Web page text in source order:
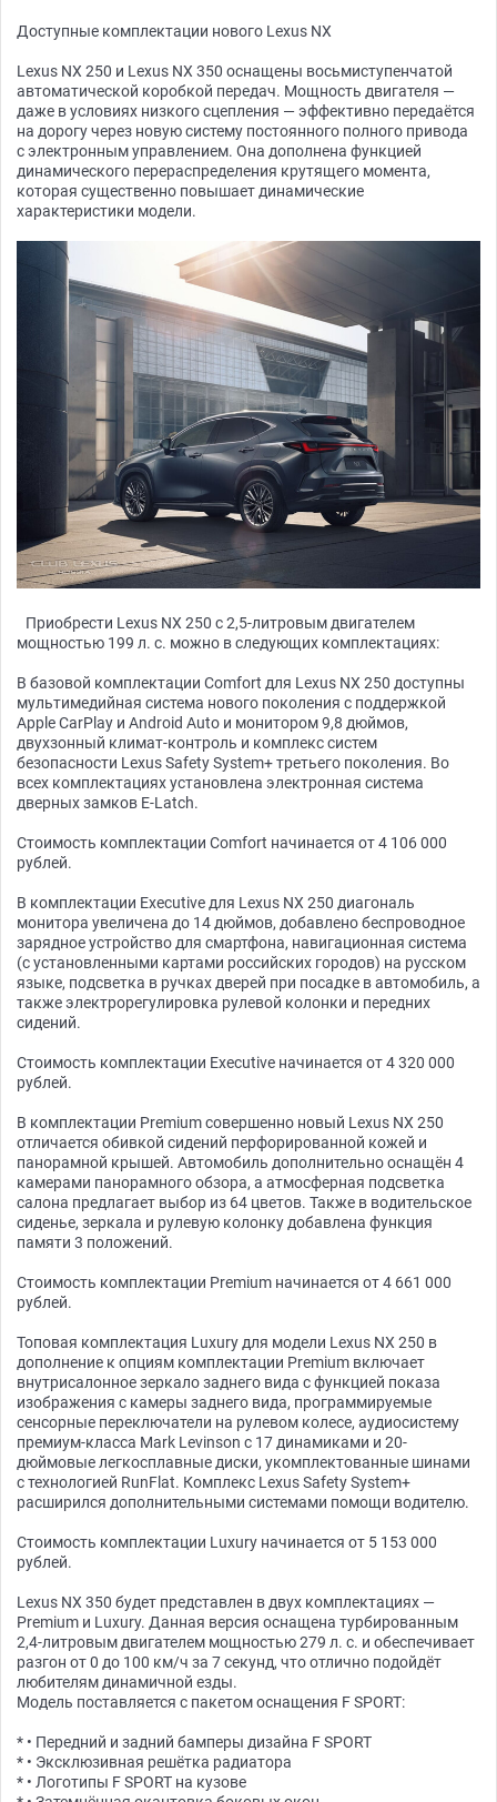
Доступные комплектации нового Lexus NX
Lexus NX 250 и Lexus NX 350 оснащены восьмиступенчатой
автоматической коробкой передач. Мощность двигателя —
даже в условиях низкого сцепления — эффективно передаётся
на дорогу через новую систему постоянного полного привода
с электронным управлением. Она дополнена функцией
динамического перераспределения крутящего момента,
которая существенно повышает динамические
характеристики модели.
​​Приобрести Lexus NX 250 c 2,5-литровым двигателем
мощностью 199 л. с. можно в следующих комплектациях:
В базовой комплектации Comfort для Lexus NX 250 доступны
мультимедийная система нового поколения с поддержкой
Apple CarPlay и Android Auto и монитором 9,8 дюймов,
двухзонный климат-контроль и комплекс систем
безопасности Lexus Safety System+ третьего поколения. Во
всех комплектациях установлена электронная система
дверных замков E-Latch.
Стоимость комплектации Comfort начинается от 4 106 000
рублей.
В комплектации Executive для Lexus NX 250 диагональ
монитора увеличена до 14 дюймов, добавлено беспроводное
зарядное устройство для смартфона, навигационная система
(с установленными картами российских городов) на русском
языке, подсветка в ручках дверей при посадке в автомобиль, а
также электрорегулировка рулевой колонки и передних
сидений.
Стоимость комплектации Executive начинается от 4 320 000
рублей.
В комплектации Premium совершенно новый Lexus NX 250
отличается обивкой сидений перфорированной кожей и
панорамной крышей. Автомобиль дополнительно оснащён 4
камерами панорамного обзора, а атмосферная подсветка
салона предлагает выбор из 64 цветов. Также в водительское
сиденье, зеркала и рулевую колонку добавлена функция
памяти 3 положений.
Стоимость комплектации Premium начинается от 4 661 000
рублей.
Топовая комплектация Luxury для модели Lexus NX 250 в
дополнение к опциям комплектации Premium включает
внутрисалонное зеркало заднего вида с функцией показа
изображения с камеры заднего вида, программируемые
сенсорные переключатели на рулевом колесе, аудиосистему
премиум-класса Mark Levinson с 17 динамиками и 20-
дюймовые легкосплавные диски, укомплектованные шинами
с технологией RunFlat. Комплекс Lexus Safety System+
расширился дополнительными системами помощи водителю.
Стоимость комплектации Luxury начинается от 5 153 000
рублей.
Lexus NX 350 будет представлен в двух комплектациях —
Premium и Luxury. Данная версия оснащена турбированным
2,4-литровым двигателем мощностью 279 л. с. и обеспечивает
разгон от 0 до 100 км/ч за 7 секунд, что отлично подойдёт
любителям динамичной езды.
Модель поставляется с пакетом оснащения F SPORT:
* • Передний и задний бамперы дизайна F SPORT
* • Эксклюзивная решётка радиатора
* • Логотипы F SPORT на кузове